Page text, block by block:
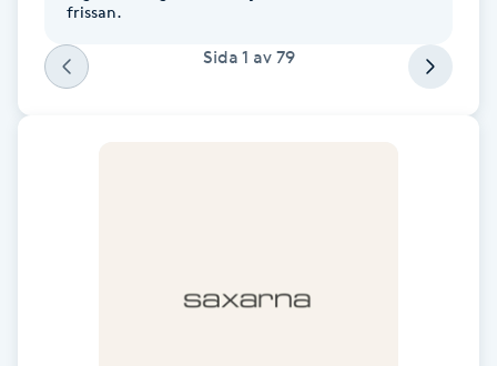
Föning
Gel naglar
Gellack med förstärkning
frissan.
Sida 1 av 79